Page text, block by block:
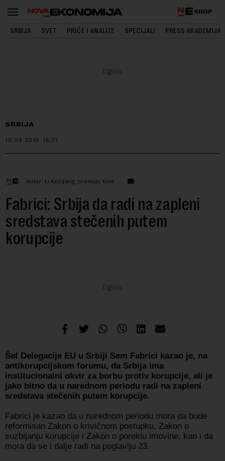
SHOP
SRBIJA SVET PRIČE I ANALIZE SPECIJALI PRESS AKADEMIJA
SRBIJA
10.04.2019. 16:27
Autor: Li Kećijang, premijer Kine
Fabrici: Srbija da radi na zapleni
sredstava stečenih putem
korupcije
Šef Delegacije EU u Srbiji Sem Fabrici kazao je, na
antikorupcijskom forumu, da Srbija ima
institucionalni okvir za borbu protiv korupcije, ali je
jako bitno da u narednom periodu radi na zapleni
sredstava stečenih putem korupcije.
Fabrici je kazao da u narednom periodu mora da bude
reformisan Zakon o krivičnom postupku, Zakon o
suzbijanju korupcije i Zakon o poreklu imovine, kao i da
mora da se i dalje radi na poglavlju 23.